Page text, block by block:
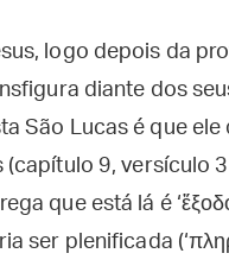
logo depois da
diante dos
São Lucas é que
(capítulo 9, versículo
que está lá é
ser plenificada